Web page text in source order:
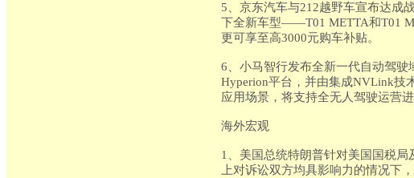
5、京东汽车与212越野车宣布达成
下全新车型——T01 METTA和T01
更可享至高3000元购车补贴。
6、小马智行发布全新一代自动驾
Hyperion平台，并由集成NVLink技
应用场景，将支持全无人驾驶运营
海外宏观
1、美国总统特朗普针对美国国税
上对诉讼双方均具影响力的情况下